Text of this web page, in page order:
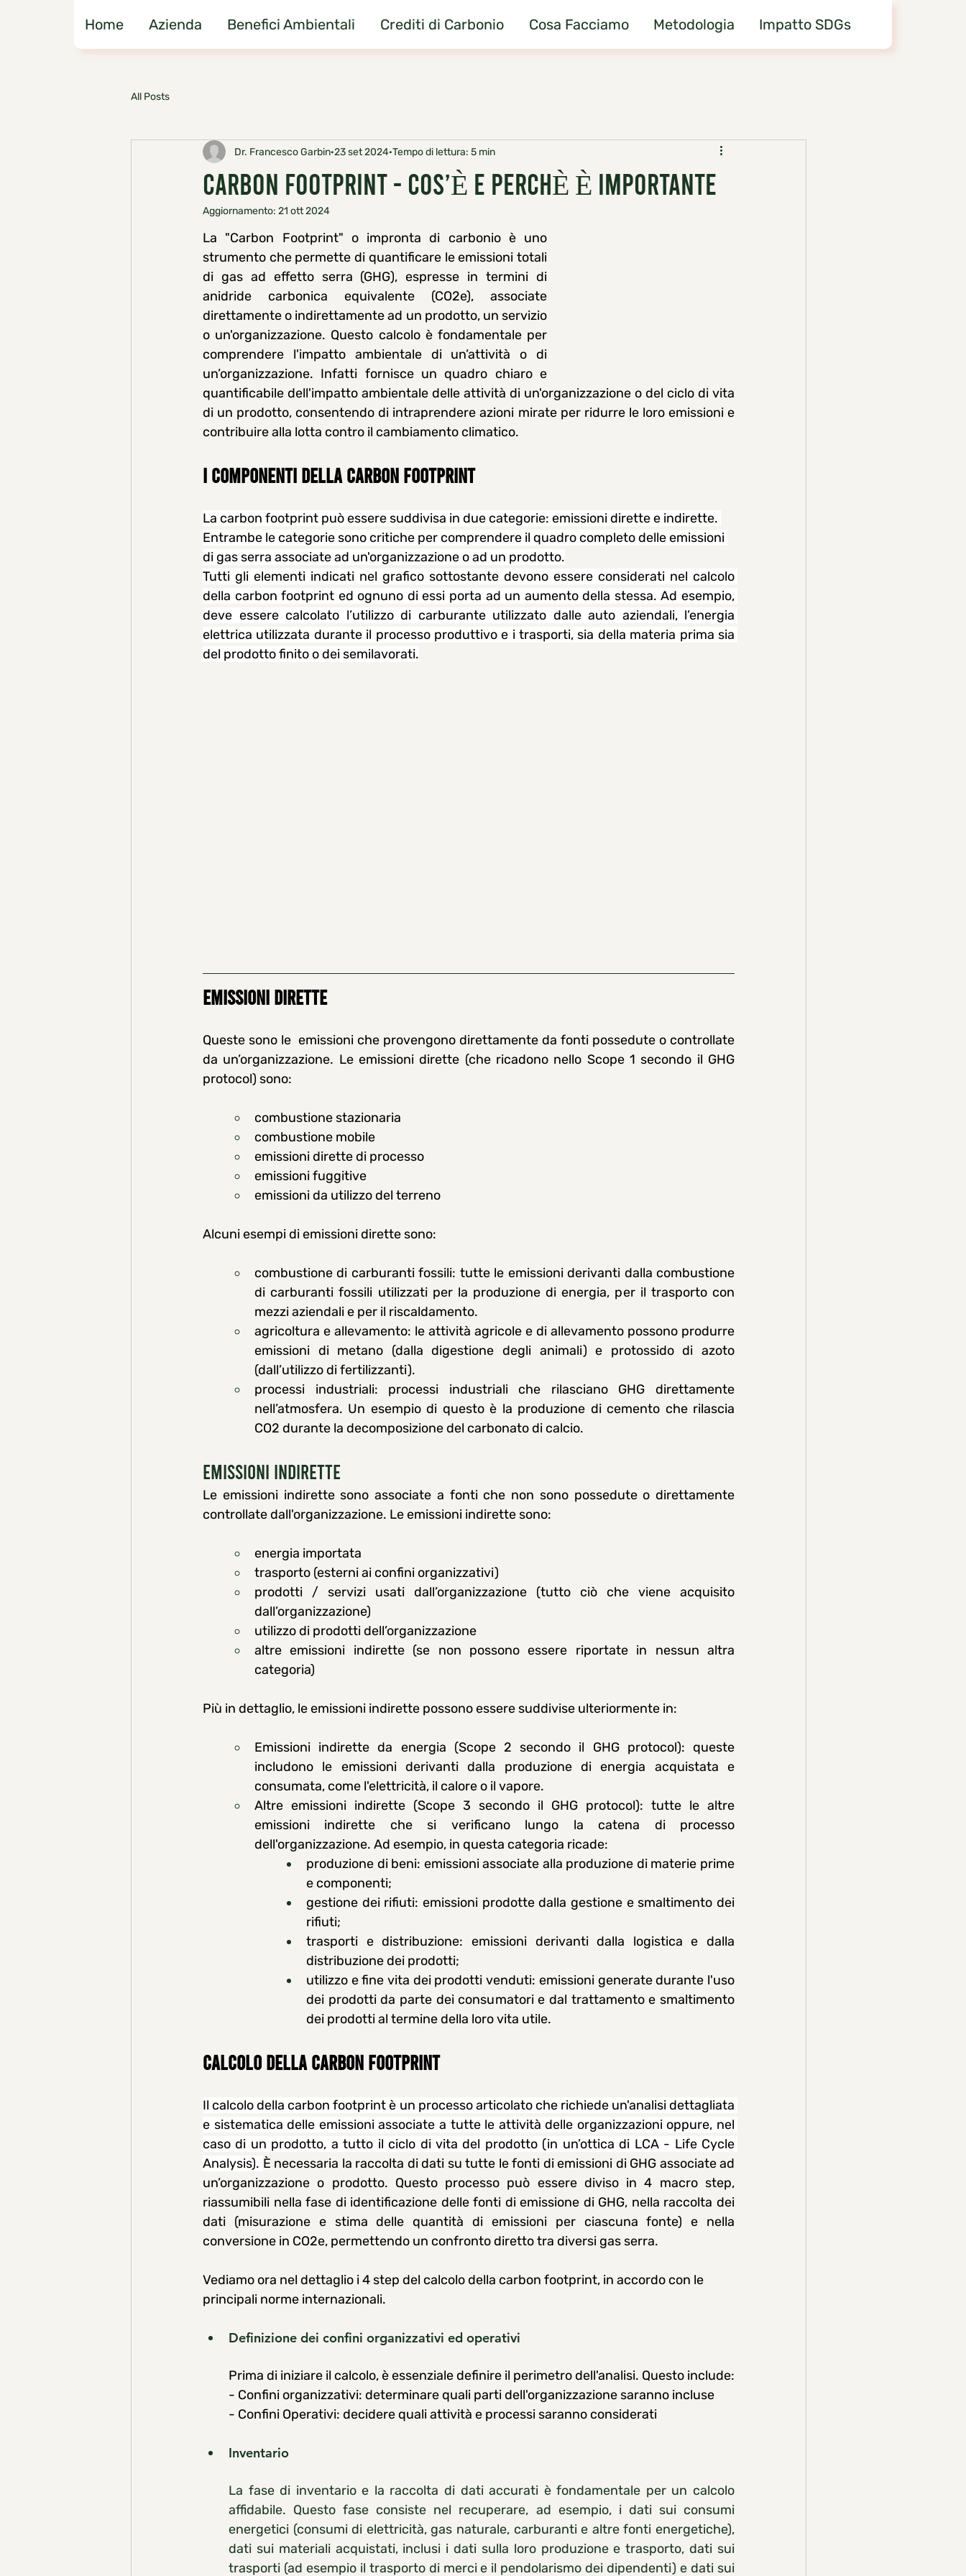
Home Azienda Benefici Ambientali Crediti di Carbonio Cosa Facciamo Metodologia Impatto SDGs
All Posts
CARBON FOOTPRINT - COS’È E PERCHÈ È IMPORTANTE
Dr. Francesco Garbin 23 set 2024 Tempo di lettura: 5 min
Aggiornamento: 21 ott 2024
La "Carbon Footprint" o impronta di carbonio è uno
strumento che permette di quantificare le emissioni totali
di gas ad effetto serra (GHG), espresse in termini di
anidride carbonica equivalente (CO2e), associate
direttamente o indirettamente ad un prodotto, un servizio
o un'organizzazione. Questo calcolo è fondamentale per
comprendere l'impatto ambientale di un’attività o di
un’organizzazione. Infatti fornisce un quadro chiaro e
quantificabile dell'impatto ambientale delle attività di un'organizzazione o del ciclo di vita
di un prodotto, consentendo di intraprendere azioni mirate per ridurre le loro emissioni e
contribuire alla lotta contro il cambiamento climatico.
I COMPONENTI DELLA CARBON FOOTPRINT
La carbon footprint può essere suddivisa in due categorie: emissioni dirette e indirette.
Entrambe le categorie sono critiche per comprendere il quadro completo delle emissioni
di gas serra associate ad un'organizzazione o ad un prodotto.
Tutti gli elementi indicati nel grafico sottostante devono essere considerati nel calcolo
della carbon footprint ed ognuno di essi porta ad un aumento della stessa. Ad esempio,
deve essere calcolato l’utilizzo di carburante utilizzato dalle auto aziendali, l’energia
elettrica utilizzata durante il processo produttivo e i trasporti, sia della materia prima sia
del prodotto finito o dei semilavorati.
Emissioni dirette
Queste sono le  emissioni che provengono direttamente da fonti possedute o controllate
da un’organizzazione. Le emissioni dirette (che ricadono nello Scope 1 secondo il GHG
protocol) sono:
combustione stazionaria
combustione mobile
emissioni dirette di processo
emissioni fuggitive
emissioni da utilizzo del terreno
Alcuni esempi di emissioni dirette sono:
combustione di carburanti fossili: tutte le emissioni derivanti dalla combustione
di carburanti fossili utilizzati per la produzione di energia, per il trasporto con
mezzi aziendali e per il riscaldamento.
agricoltura e allevamento: le attività agricole e di allevamento possono produrre
emissioni di metano (dalla digestione degli animali) e protossido di azoto
(dall’utilizzo di fertilizzanti).
processi industriali: processi industriali che rilasciano GHG direttamente
nell’atmosfera. Un esempio di questo è la produzione di cemento che rilascia
CO2 durante la decomposizione del carbonato di calcio.
Emissioni Indirette
Le emissioni indirette sono associate a fonti che non sono possedute o direttamente
controllate dall'organizzazione. Le emissioni indirette sono:
energia importata
trasporto (esterni ai confini organizzativi)
prodotti / servizi usati dall’organizzazione (tutto ciò che viene acquisito
dall’organizzazione)
utilizzo di prodotti dell’organizzazione
altre emissioni indirette (se non possono essere riportate in nessun altra
categoria)
Più in dettaglio, le emissioni indirette possono essere suddivise ulteriormente in:
Emissioni indirette da energia (Scope 2 secondo il GHG protocol): queste
includono le emissioni derivanti dalla produzione di energia acquistata e
consumata, come l'elettricità, il calore o il vapore.
Altre emissioni indirette (Scope 3 secondo il GHG protocol): tutte le altre
emissioni indirette che si verificano lungo la catena di processo
dell'organizzazione. Ad esempio, in questa categoria ricade:
produzione di beni: emissioni associate alla produzione di materie prime
e componenti;
gestione dei rifiuti: emissioni prodotte dalla gestione e smaltimento dei
rifiuti;
trasporti e distribuzione: emissioni derivanti dalla logistica e dalla
distribuzione dei prodotti;
utilizzo e fine vita dei prodotti venduti: emissioni generate durante l'uso
dei prodotti da parte dei consumatori e dal trattamento e smaltimento
dei prodotti al termine della loro vita utile.
CALCOLO DELLA CARBON FOOTPRINT
Il calcolo della carbon footprint è un processo articolato che richiede un'analisi dettagliata
e sistematica delle emissioni associate a tutte le attività delle organizzazioni oppure, nel
caso di un prodotto, a tutto il ciclo di vita del prodotto (in un’ottica di LCA - Life Cycle
Analysis). È necessaria la raccolta di dati su tutte le fonti di emissioni di GHG associate ad
un’organizzazione o prodotto. Questo processo può essere diviso in 4 macro step,
riassumibili nella fase di identificazione delle fonti di emissione di GHG, nella raccolta dei
dati (misurazione e stima delle quantità di emissioni per ciascuna fonte) e nella
conversione in CO2e, permettendo un confronto diretto tra diversi gas serra.
Vediamo ora nel dettaglio i 4 step del calcolo della carbon footprint, in accordo con le
principali norme internazionali.
Definizione dei confini organizzativi ed operativi
Prima di iniziare il calcolo, è essenziale definire il perimetro dell'analisi. Questo include:
- Confini organizzativi: determinare quali parti dell'organizzazione saranno incluse
- Confini Operativi: decidere quali attività e processi saranno considerati
Inventario
La fase di inventario e la raccolta di dati accurati è fondamentale per un calcolo
affidabile. Questo fase consiste nel recuperare, ad esempio, i dati sui consumi
energetici (consumi di elettricità, gas naturale, carburanti e altre fonti energetiche),
dati sui materiali acquistati, inclusi i dati sulla loro produzione e trasporto, dati sui
trasporti (ad esempio il trasporto di merci e il pendolarismo dei dipendenti) e dati sui